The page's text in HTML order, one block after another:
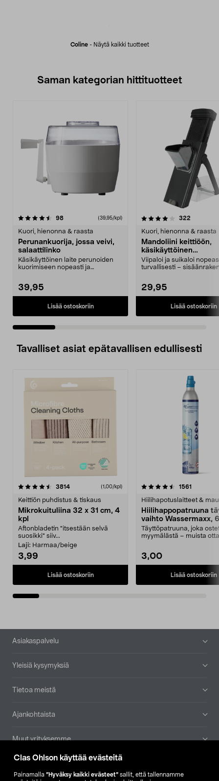
Clas Ohlson käyttää evästeitä
Painamalla ”Hyväksy kaikki evästeet” sallit, että tallennamme
Coline- Näytä kaikki tuotteet
Saman kategorian hittituotteet
98arvostelut (39,95/kpl)
Kuori, hienonna & raasta
Perunankuorija, jossa veivi,
salaattilinko
Käsikäyttöinen laite perunoiden
kuorimiseen nopeasti ja
39,95
Lisää ostoskoriin
4.0 viidestä
322
Kuori, hienonna & raasta
Mandoliini keittiöön,
käsikäyttöinen
vihannesleikkuri
Viipaloi ja suikaloi
turvallisesti –
29,95
Lisää ostoskoriin
4.5 viidestä
Tavalliset asiat epätavallisen edullisesti
3814arvostelut (1,00/kpl)
Keittiön puhdistus & tiskaus
Mikrokuituliina 32 x 31 cm, 4
kpl
Aftonbladetin "itsestään selvä
suosikki" siiv...
Laji: Harmaa/beige
3,99
Lisää ostoskoriin
4.5viidestä
1561
Hiilihapotuslaitteet &
Hiilihappopatruuna
vaihto Wassermaxx,
Täyttöpatruuna, joka
myymälästä – muista
3,00
Lisää ostoskoriin
4.5viidestä
Alatunniste
Asiakaspalvelu
Yleisiä kysymyksiä
Tietoa meistä
Ajankohtaista
Muut yrityksemme
Etsi myymälä